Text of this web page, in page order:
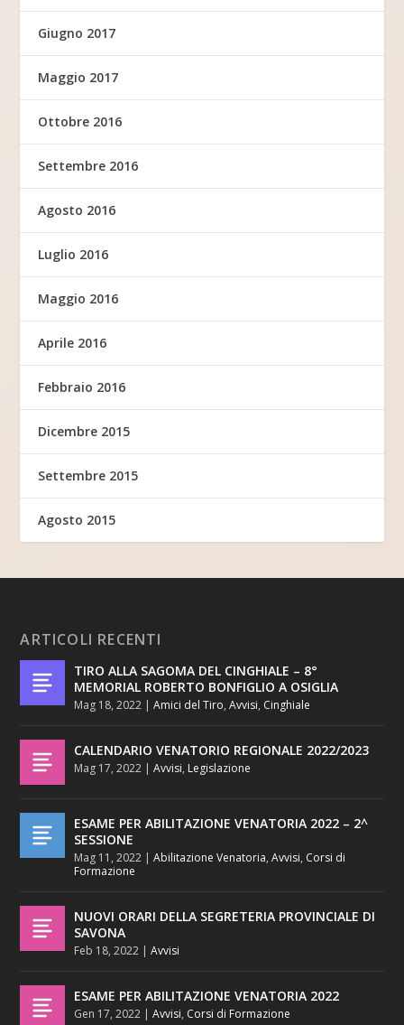
Giugno 2017
Maggio 2017
Ottobre 2016
Settembre 2016
Agosto 2016
Luglio 2016
Maggio 2016
Aprile 2016
Febbraio 2016
Dicembre 2015
Settembre 2015
Agosto 2015
ARTICOLI RECENTI
TIRO ALLA SAGOMA DEL CINGHIALE – 8°
MEMORIAL ROBERTO BONFIGLIO A OSIGLIA
Mag 18, 2022 |Amici del Tiro,Avvisi, Cinghiale
CALENDARIO VENATORIO REGIONALE 2022/2023
Mag 17, 2022 |Avvisi, Legislazione
ESAME PER ABILITAZIONE VENATORIA 2022 – 2^
SESSIONE
Mag 11, 2022 |Abilitazione Venatoria,Avvisi, Corsi di
Formazione
NUOVI ORARI DELLA SEGRETERIA PROVINCIALE DI
SAVONA
Feb 18, 2022 |Avvisi
ESAME PER ABILITAZIONE VENATORIA 2022
Gen 17, 2022 |Avvisi, Corsi di Formazione